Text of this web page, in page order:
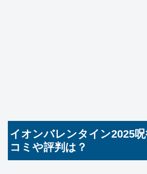
イオンバレンタイン2025
コミや評判は？